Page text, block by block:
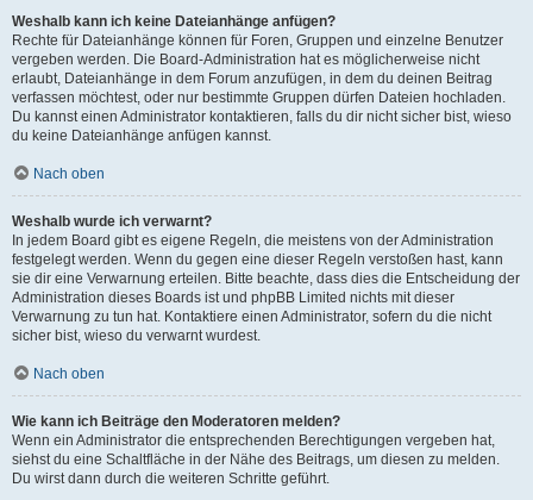
Weshalb kann ich keine Dateianhänge anfügen?
Rechte für Dateianhänge können für Foren, Gruppen und einzelne Benutzer
vergeben werden. Die Board-Administration hat es möglicherweise nicht
erlaubt, Dateianhänge in dem Forum anzufügen, in dem du deinen Beitrag
verfassen möchtest, oder nur bestimmte Gruppen dürfen Dateien hochladen.
Du kannst einen Administrator kontaktieren, falls du dir nicht sicher bist, wieso
du keine Dateianhänge anfügen kannst.
Nach oben
Weshalb wurde ich verwarnt?
In jedem Board gibt es eigene Regeln, die meistens von der Administration
festgelegt werden. Wenn du gegen eine dieser Regeln verstoßen hast, kann
sie dir eine Verwarnung erteilen. Bitte beachte, dass dies die Entscheidung der
Administration dieses Boards ist und phpBB Limited nichts mit dieser
Verwarnung zu tun hat. Kontaktiere einen Administrator, sofern du die nicht
sicher bist, wieso du verwarnt wurdest.
Nach oben
Wie kann ich Beiträge den Moderatoren melden?
Wenn ein Administrator die entsprechenden Berechtigungen vergeben hat,
siehst du eine Schaltfläche in der Nähe des Beitrags, um diesen zu melden.
Du wirst dann durch die weiteren Schritte geführt.